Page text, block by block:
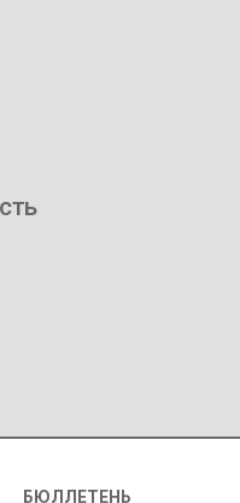
БЮЛЛЕТЕНЬ